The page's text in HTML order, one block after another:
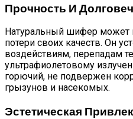
Прочность И
Натуральный шифер может
потери своих качеств. Он
воздействиям, перепадам
ультрафиолетовому
горючий, не подвержен
грызунов и насекомых.
Эстетическая